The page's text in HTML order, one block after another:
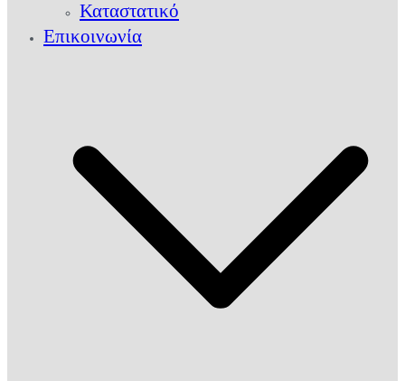
Καταστατικό
Επικοινωνία